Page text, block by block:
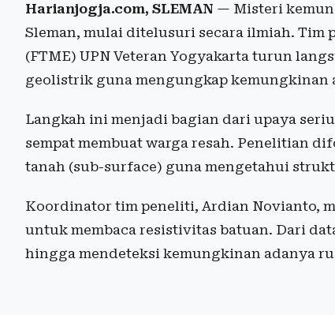
Harianjogja.com, SLEMAN — Misteri
Sleman, mulai ditelusuri secara ilmiah.
(FTME) UPN Veteran Yogyakarta turun
geolistrik guna mengungkap kemungkinan
Langkah ini menjadi bagian dari upaya
sempat membuat warga resah. Penelitian
tanah (sub-surface) guna mengetahui
Koordinator tim peneliti, Ardian Novianto,
untuk membaca resistivitas batuan. Dari
hingga mendeteksi kemungkinan adanya